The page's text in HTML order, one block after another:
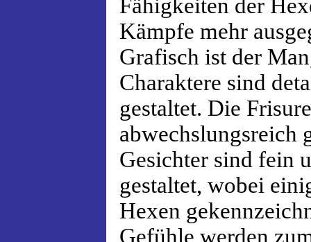
Fähigkeiten der
Kämpfe mehr
Grafisch ist der
Charaktere sind
gestaltet. Die
abwechslungsreich
Gesichter sind fein
gestaltet, wobei
Hexen
Gefühle werden